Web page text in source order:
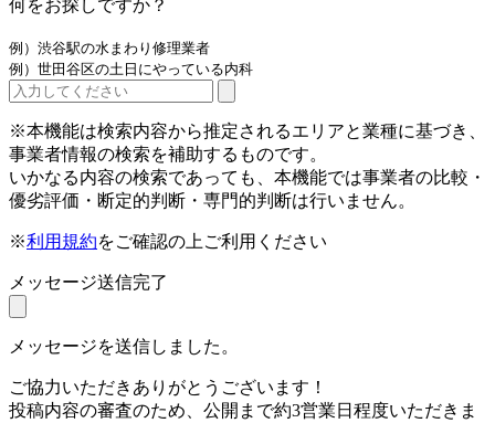
何をお探しですか？
例）渋谷駅の水まわり修理業者
例）世田谷区の土日にやっている内科
※本機能は検索内容から推定されるエリアと業種に基づき、
事業者情報の検索を補助するものです。
いかなる内容の検索であっても、本機能では事業者の比較・
優劣評価・断定的判断・専門的判断は行いません。
※利用規約をご確認の上ご利用ください
メッセージ送信完了
メッセージを送信しました。
ご協力いただきありがとうございます！
投稿内容の審査のため、公開まで約3営業日程度いただきま